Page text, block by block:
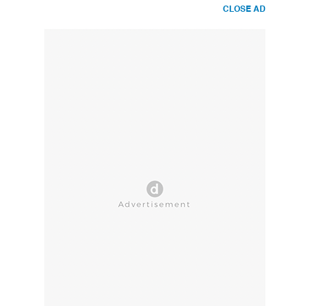
CLOSE AD